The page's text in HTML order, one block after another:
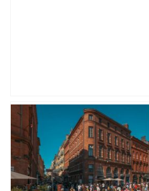
Après la fusion avec la liste PS
Toulouse, le candidat LFI salue "une
dynamique qui nous oblige à la
responsabilité" – Franceinfo